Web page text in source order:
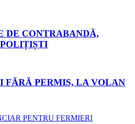
DE CONTRABANDĂ,
FĂRĂ PERMIS, LA VOLAN